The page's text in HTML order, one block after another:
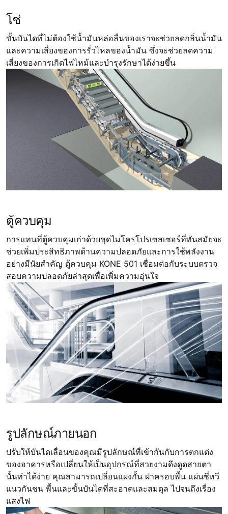
โซ่
ขั้นบันไดที่ไม่ต้องใช้น้ำมันหล่อลื่นของเราจะช่วยลดกลิ่นน้ำมัน
และความเสี่ยงของการรั่วไหลของน้ำมัน ซึ่งจะช่วยลดความ
เสี่ยงของการเกิดไฟไหม้และบำรุงรักษาได้ง่ายขึ้น
ตู้ควบคุม
การแทนที่ตู้ควบคุมเก่าด้วยชุดไมโครโปรเซสเซอร์ที่ทันสมัยจะ
ช่วยเพิ่มประสิทธิภาพด้านความปลอดภัยและการใช้พลังงาน
อย่างมีนัยสำคัญ ตู้ควบคุม KONE 501 เชื่อมต่อกับระบบตรวจ
สอบความปลอดภัยล่าสุดเพื่อเพิ่มความอุ่นใจ
รูปลักษณ์ภายนอก
ปรับให้บันไดเลื่อนของคุณมีรูปลักษณ์ที่เข้ากันกับการตกแต่ง
ของอาคารหรือเปลี่ยนให้เป็นอุปกรณ์ที่สวยงามดึงดูดสายตา
นั้นทำได้ง่าย คุณสามารถเปลี่ยนแผงกั้น ฝาครอบพื้น แผ่นซี่หวี
แนวกันชน พื้นและขั้นบันไดที่สะอาดและสมดุล ไปจนถึงเรื่อง
แสงไฟ